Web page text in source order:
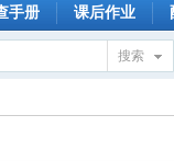
手册 课后作业
搜索